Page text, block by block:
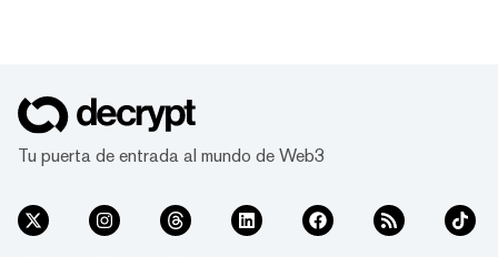
Tu puerta de entrada al mundo de Web3